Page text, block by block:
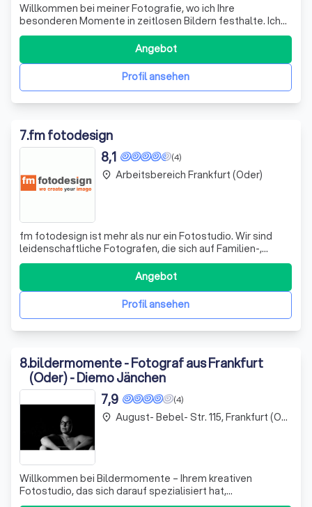
Willkommen bei meiner Fotografie, wo ich Ihre
besonderen Momente in zeitlosen Bildern festhalte. Ich
spezialisiere mich auf Hochzeitsreportagen, die
individuell auf Ihre Wünsche abgestimmt sind. Jedes Paar
ist einzigartig, und ich lege großen Wert darauf, Ihre
Geschichte authentisch und kreativ zu e
Profil ansehen
Angebot
7.fm fotodesign
(4)
8,1
fm fotodesign ist mehr als nur ein Fotostudio. Wir sind
leidenschaftliche Fotografen, die sich auf Familien-,
Hochzeits- und Kindergartenfotografie spezialisiert
haben. Bei uns steht die Freude an der Fotografie im
Vordergrund. Wir nehmen uns die Zeit, um mit Ihnen
zusammen Ihr perfektes Bild zu ges
Profil ansehen
Angebot
place Arbeitsbereich Frankfurt (Oder)
8.bildermomente - Fotograf aus Frankfurt
(Oder) - Diemo Jänchen
(4)
7,9
Willkommen bei Bildermomente – Ihrem kreativen
Fotostudio, das sich darauf spezialisiert hat,
unvergessliche Augenblicke in beeindruckenden Bildern
place August- Bebel- Str. 115, Frankfurt (Oder)